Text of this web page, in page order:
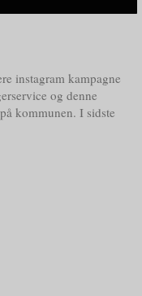
instagram kampagne
og denne
kommunen. I sidste